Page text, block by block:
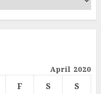
April 2020
F S
S